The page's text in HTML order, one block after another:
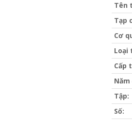
Tên
Tạp
Cơ
Loại
Cấp
Năm
Tập:
Số: